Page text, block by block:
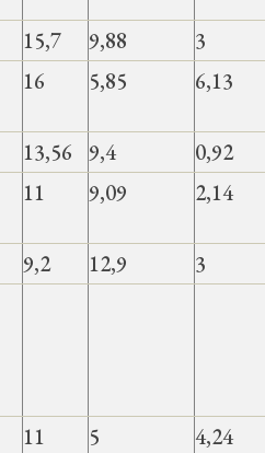
15,7 9,88
3
16 5,85 6,13
13,56 9,4
0,92
11 9,09 2,14
9,2 12,9
3
11 5
4,24